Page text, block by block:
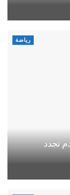
رياضة
تجدد